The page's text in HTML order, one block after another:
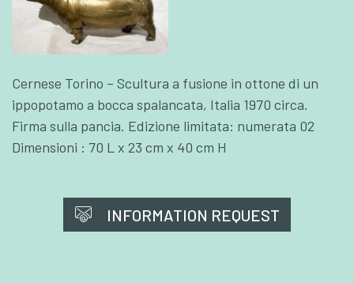
Cernese Torino – Scultura a fusione in ottone di un
ippopotamo a bocca spalancata, Italia 1970 circa.
Firma sulla pancia. Edizione limitata: numerata 02
Dimensioni : 70 L x 23 cm x 40 cm H
INFORMATION REQUEST